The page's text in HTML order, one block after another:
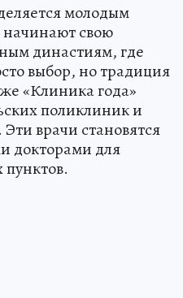
молодым
начинают свою
династиям, где
выбор, но традиция
«Клиника года»
поликлиник и
врачи становятся
докторами для